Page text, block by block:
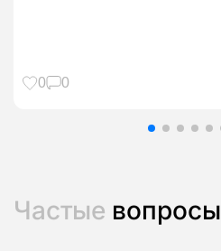
0 0
Частые вопросы